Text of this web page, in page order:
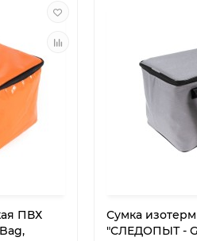
ПВХ
Сумка
"СЛЕДОПЫТ -